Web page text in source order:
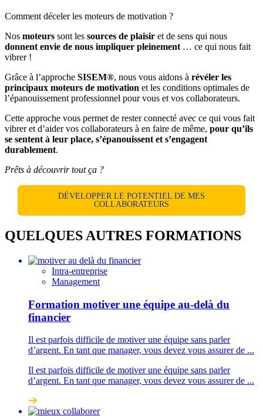
Comment déceler les moteurs de motivation ?
Nos moteurs sont les sources de plaisir et de sens qui nous
donnent envie de nous impliquer pleinement … ce qui nous fait
vibrer !
Grâce à l’approche SISEM®, nous vous aidons à révéler les
principaux moteurs de motivation et les conditions optimales de
l’épanouissement professionnel pour vous et vos collaborateurs.
Cette approche vous permet de rester connecté avec ce qui vous fait
vibrer et d’aider vos collaborateurs à en faire de même, pour qu’ils
se sentent à leur place, s’épanouissent et s’engagent
durablement.
Prêts à découvrir tout ça ?
DÉVELOPPER LE POTENTIEL DE MES
COLLABORATEURS
QUELQUES AUTRES FORMATIONS
Intra-entreprise
Management
Formation motiver une équipe au-delà du
financier
Il est parfois difficile de motiver une équipe sans parler
d’argent. En tant que manager, vous devez vous assurer de ...
Il est parfois difficile de motiver une équipe sans parler
d’argent. En tant que manager, vous devez vous assurer de ...